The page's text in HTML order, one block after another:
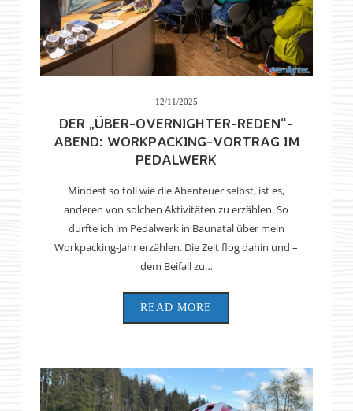
12/11/2025
DER „ÜBER-OVERNIGHTER-REDEN“-
ABEND: WORKPACKING-VORTRAG IM
PEDALWERK
Mindest so toll wie die Abenteuer selbst, ist es,
anderen von solchen Aktivitäten zu erzählen. So
durfte ich im Pedalwerk in Baunatal über mein
Workpacking-Jahr erzählen. Die Zeit flog dahin und –
dem Beifall zu…
READ MORE